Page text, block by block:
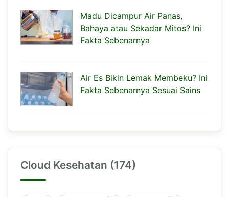
Madu Dicampur Air Panas,
Bahaya atau Sekadar Mitos? Ini
Fakta Sebenarnya
Air Es Bikin Lemak Membeku? Ini
Fakta Sebenarnya Sesuai Sains
Cloud Kesehatan (174)